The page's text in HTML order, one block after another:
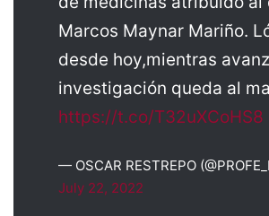
Marcos Maynar Mariño.
desde hoy,mientras
investigación queda al
https://t.co/T32uXCoHS8
— OSCAR RESTREPO
July 22, 2022